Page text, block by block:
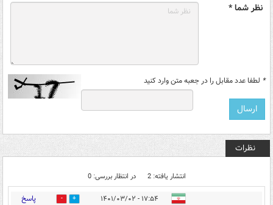
نظر شما *
* لطفا عدد مقابل را در جعبه متن وارد کنید
نظرات
انتشار یافته: 2 در انتظار بررسی: 0
۱۷:۵۴ - ۱۴۰۱/۰۳/۰۲ 0 پاسخ